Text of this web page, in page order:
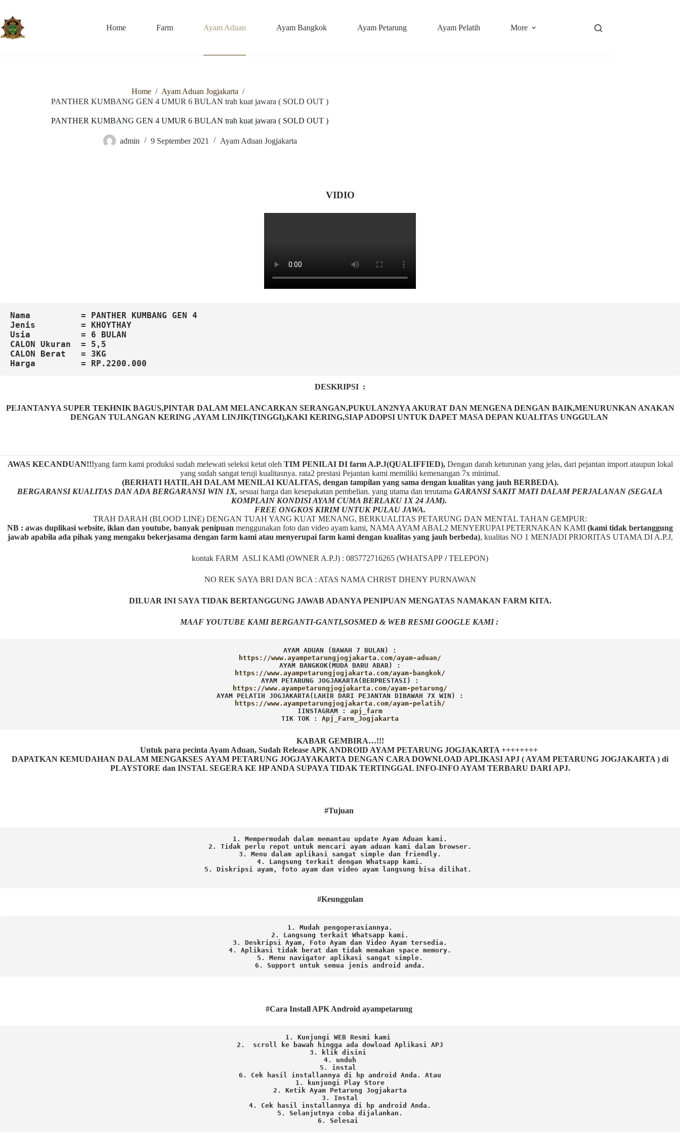
content
Home Farm Ayam Aduan Ayam Bangkok Ayam Petarung Ayam Pelatih More
Home / Ayam Aduan Jogjakarta /
PANTHER KUMBANG GEN 4 UMUR 6 BULAN trah kuat jawara ( SOLD OUT )
PANTHER KUMBANG GEN 4 UMUR 6 BULAN trah kuat jawara ( SOLD OUT )
admin 9 September 2021 Ayam Aduan Jogjakarta
VIDIO
Nama          = PANTHER KUMBANG GEN 4
Jenis         = KHOYTHAY
Usia          = 6 BULAN
CALON Ukuran  = 5,5
CALON Berat   = 3KG
Harga         = RP.2200.000
DESKRIPSI :
PEJANTANYA SUPER TEKHNIK BAGUS,PINTAR DALAM MELANCARKAN SERANGAN,PUKULAN2NYA AKURAT DAN MENGENA DENGAN BAIK,MENURUNKAN ANAKAN
DENGAN TULANGAN KERING ,AYAM LINJIK(TINGGI),KAKI KERING,SIAP ADOPSI UNTUK DAPET MASA DEPAN KUALITAS UNGGULAN
AWAS KECANDUAN!!!yang farm kami produksi sudah melewati seleksi ketat oleh TIM PENILAI DI farm A.P.J(QUALIFFIED),Dengan darah keturunan yang jelas, dari pejantan import ataupun lokal
yang sudah sangat teruji kualitasnya. rata2 prestasi Pejantan kami memiliki kemenangan 7x minimal.
(BERHATI HATILAH DALAM MENILAI KUALITAS, dengan tampilan yang sama dengan kualitas yang jauh BERBEDA).
BERGARANSI KUALITAS DAN ADA BERGARANSI WIN 1X, sesuai harga dan kesepakatan pembelian. yang utama dan terutama GARANSI SAKIT MATI DALAM PERJALANAN (SEGALA
KOMPLAIN KONDISI AYAM CUMA BERLAKU 1X 24 JAM).
FREE ONGKOS KIRIM UNTUK PULAU JAWA.
TRAH DARAH (BLOOD LINE) DENGAN TUAH YANG KUAT MENANG, BERKUALITAS PETARUNG DAN MENTAL TAHAN GEMPUR:
NB : awas duplikasi website, iklan dan youtube, banyak penipuan menggunakan foto dan video ayam kami, NAMA AYAM ABAL2 MENYERUPAI PETERNAKAN KAMI (kami tidak bertanggung
jawab apabila ada pihak yang mengaku bekerjasama dengan farm kami atau menyerupai farm kami dengan kualitas yang jauh berbeda), kualitas NO 1 MENJADI PRIORITAS UTAMA DI A.P.J,
kontak FARM ASLI KAMI (OWNER A.P.J) : 085772716265 (WHATSAPP /TELEPON)
NO REK SAYA BRI DAN BCA : ATAS NAMA CHRIST DHENY PURNAWAN
DILUAR INI SAYA TIDAK BERTANGGUNG JAWAB ADANYA PENIPUAN MENGATAS NAMAKAN FARM KITA.
MAAF YOUTUBE KAMI BERGANTI-GANTI,SOSMED & WEB RESMI GOOGLE KAMI :
AYAM ADUAN (BAWAH 7 BULAN) :
AYAM BANGKOK(MUDA BARU ABAR) :
AYAM PETARUNG JOGJAKARTA(BERPRESTASI) :
AYAM PELATIH JOGJAKARTA(LAHIR DARI PEJANTAN DIBAWAH 7X WIN) :
IINSTAGRAM :
TIK TOK : Apj_Farm_Jogjakarta
KABAR GEMBIRA…!!!
Untuk para pecinta Ayam Aduan, Sudah Release APK ANDROID AYAM PETARUNG JOGJAKARTA ++++++++
DAPATKAN KEMUDAHAN DALAM MENGAKSES AYAM PETARUNG JOGJAYAKARTA DENGAN CARA DOWNLOAD APLIKASI APJ ( AYAM PETARUNG JOGJAKARTA ) di
PLAYSTORE dan INSTAL SEGERA KE HP ANDA SUPAYA TIDAK TERTINGGAL INFO-INFO AYAM TERBARU DARI APJ.
#Tujuan
1. Mempermudah dalam memantau update Ayam Aduan kami.
2. Tidak perlu repot untuk mencari ayam aduan kami dalam browser.
3. Menu dalam aplikasi sangat simple dan friendly.
4. Langsung terkait dengan Whatsapp kami.
5. Diskripsi ayam, foto ayam dan video ayam langsung bisa dilihat.
#Keunggulan
1. Mudah pengoperasiannya.
2. Langsung terkait Whatsapp kami.
3. Deskripsi Ayam, Foto Ayam dan Video Ayam tersedia.
4. Aplikasi tidak berat dan tidak memakan space memory.
5. Menu navigator aplikasi sangat simple.
6. Support untuk semua jenis android anda.
#Cara Install APK Android ayampetarung
1. Kunjungi WEB Resmi kami
2.  scroll ke bawah hingga ada dowload Aplikasi APJ
3. klik disini
4. unduh
5. instal
6. Cek hasil installannya di hp android Anda. Atau
1. kunjungi Play Store
2. Ketik Ayam Petarung Jogjakarta
3. Instal
4. Cek hasil installannya di hp android Anda.
5. Selanjutnya coba dijalankan.
6. Selesai